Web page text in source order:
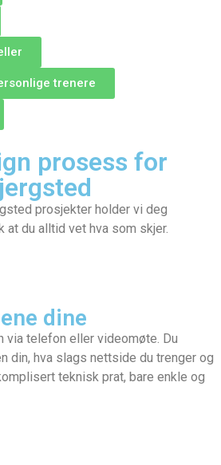
trenere
prosess for
prosjekter holder vi deg
at du alltid vet hva som skjer.
dine
via telefon eller videomøte. Du
din, hva slags nettside du trenger og
teknisk prat, bare enkle og